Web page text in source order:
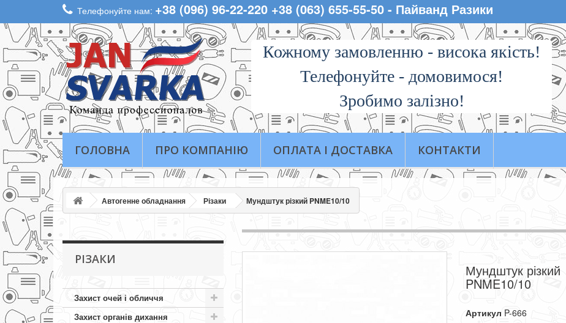
Телефонуйте нам: +38 (096) 96-22-220 +38 (063) 655-55-50 - Пайванд Разики
Кожному замовленню - висока якiсть!
Телефонуйте - домовимося!
Зробимо залізно!
ГОЛОВНА ПРО КОМПАНІЮ ОПЛАТА І ДОСТАВКА КОНТАКТИ
Автогенне обладнання Різаки Мундштук різкий PNME10/10
РІЗАКИ
Захист очей і обличчя
Захист органів дихання
Мундштук різкий
PNME10/10
Артикул P-666